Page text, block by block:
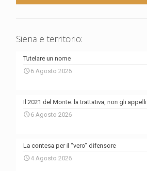
Siena e territorio:
Tutelare un nome
6 Agosto 2026
Il 2021 del Monte: la trattativa, non gli appelli
6 Agosto 2026
La contesa per il “vero” difensore
4 Agosto 2026